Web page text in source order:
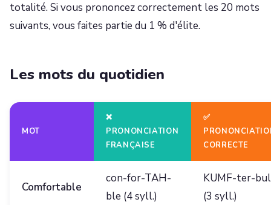
totalité. Si vous prononcez correctement les 20 mots
suivants, vous faites partie du 1 % d'élite.
Les mots du quotidien
MOT
❌
PRONONCIATION
FRANÇAISE
✅
CORRECTE
Comfortable
con-for-TAH-
ble (4 syll.)
KUMF-ter-bul
(3 syll.)